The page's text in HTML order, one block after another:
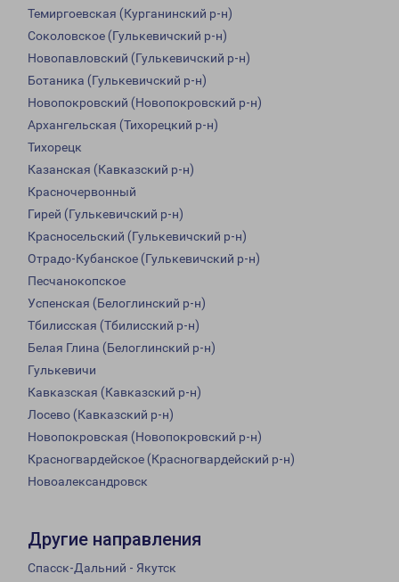
Темиргоевская (Курганинский р-н)
Соколовское (Гулькевичский р-н)
Новопавловский (Гулькевичский р-н)
Ботаника (Гулькевичский р-н)
Новопокровский (Новопокровский р-н)
Архангельская (Тихорецкий р-н)
Тихорецк
Казанская (Кавказский р-н)
Красночервонный
Гирей (Гулькевичский р-н)
Красносельский (Гулькевичский р-н)
Отрадо-Кубанское (Гулькевичский р-н)
Песчанокопское
Успенская (Белоглинский р-н)
Тбилисская (Тбилисский р-н)
Белая Глина (Белоглинский р-н)
Гулькевичи
Кавказская (Кавказский р-н)
Лосево (Кавказский р-н)
Новопокровская (Новопокровский р-н)
Красногвардейское (Красногвардейский р-н)
Новоалександровск
Другие направления
Спасск-Дальний - Якутск